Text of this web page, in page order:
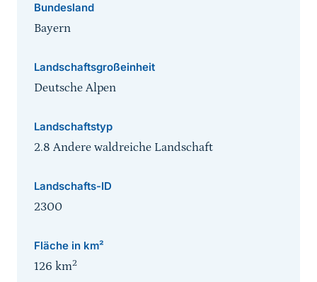
Bundesland
Bayern
Landschaftsgroßeinheit
Deutsche Alpen
Landschaftstyp
2.8 Andere waldreiche Landschaft
Landschafts-ID
2300
Fläche in km²
126 km2